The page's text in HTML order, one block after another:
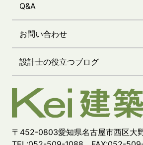
Q&A
お問い合わせ
設計士の役立つブログ
〒452-0803愛知県名古屋市西区大